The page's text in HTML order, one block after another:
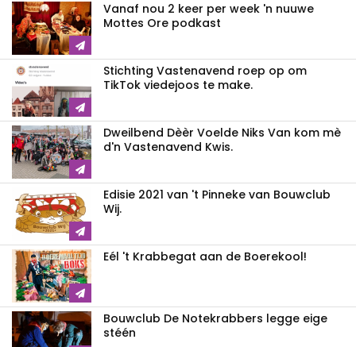
Vanaf nou 2 keer per week 'n nuuwe
Mottes Ore podkast
Stichting Vastenavend roep op om
TikTok viedejoos te make.
Dweilbend Dèèr Voelde Niks Van kom mè
d'n Vastenavend Kwis.
Edisie 2021 van 't Pinneke van Bouwclub
Wij.
Eél 't Krabbegat aan de Boerekool!
Bouwclub De Notekrabbers legge eige
stéén